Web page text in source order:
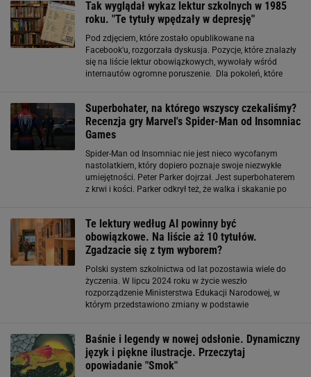
Tak wyglądał wykaz lektur szkolnych w 1985
roku. "Te tytuły wpędzały w depresję"
Pod zdjęciem, które zostało opublikowane na
Facebook'u, rozgorzała dyskusja. Pozycje, które znalazły
się na liście lektur obowiązkowych, wywołały wśród
internautów ogromne poruszenie. Dla pokoleń, które
kryminały
Superbohater, na którego wszyscy czekaliśmy?
Recenzja gry Marvel's Spider-Man od Insomniac
Games
Spider-Man od Insomniac nie jest nieco wycofanym
nastolatkiem, który dopiero poznaje swoje niezwykłe
umiejętności. Peter Parker dojrzał. Jest superbohaterem
z krwi i kości. Parker odkrył też, że walka i skakanie po
Te lektury według AI powinny być
obowiązkowe. Na liście aż 10 tytułów.
Zgadzacie się z tym wyborem?
Polski system szkolnictwa od lat pozostawia wiele do
życzenia. W lipcu 2024 roku w życie weszło
rozporządzenie Ministerstwa Edukacji Narodowej, w
którym przedstawiono zmiany w podstawie
Baśnie i legendy w nowej odsłonie. Dynamiczny
język i piękne ilustracje. Przeczytaj
opowiadanie "Smok"